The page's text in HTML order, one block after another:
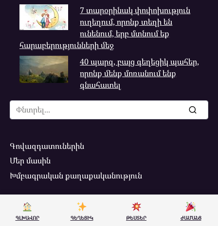
7 տարօրինակ փոփոխություն
ուղեղում, որոնք տեղի են
ունենում, երբ մտնում եք
հարաբերությունների մեջ
40 պարզ, բայց գեղեցիկ պահեր,
որոնք մենք մոռանում ենք
գնահատել
Search
for:
Գովազդատուներին
Մեր մասին
Խմբագրական քաղաքականություն
ԳԼԽԱՎՈՐ ԳԵՂԵՑԻԿ ԹԵՍՏԵՐ ԺԱՄԱՆՑ